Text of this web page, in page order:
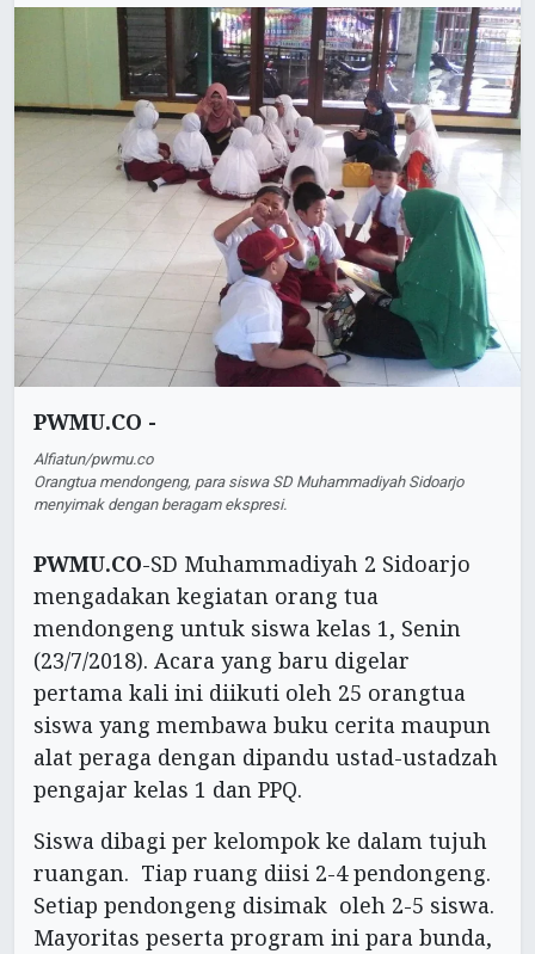
PWMU.CO -
Alfiatun/pwmu.co
Orangtua mendongeng, para siswa SD Muhammadiyah Sidoarjo
menyimak dengan beragam ekspresi.
PWMU.CO-SD Muhammadiyah 2 Sidoarjo
mengadakan kegiatan orang tua
mendongeng untuk siswa kelas 1, Senin
(23/7/2018). Acara yang baru digelar
pertama kali ini diikuti oleh 25 orangtua
siswa yang membawa buku cerita maupun
alat peraga dengan dipandu ustad-ustadzah
pengajar kelas 1 dan PPQ.
Siswa dibagi per kelompok ke dalam tujuh
ruangan. Tiap ruang diisi 2-4 pendongeng.
Setiap pendongeng disimak oleh 2-5 siswa.
Mayoritas peserta program ini para bunda,